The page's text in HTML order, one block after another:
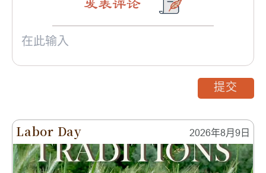
Labor Day 2026年8月9日
发表评论
提交